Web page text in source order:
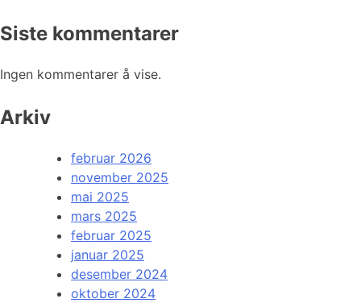
Siste kommentarer
Ingen kommentarer å vise.
Arkiv
februar 2026
november 2025
mai 2025
mars 2025
februar 2025
januar 2025
desember 2024
oktober 2024